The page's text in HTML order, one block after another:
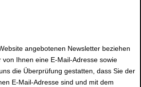
angebotenen Newsletter beziehen
von Ihnen eine E-Mail-Adresse sowie
die Überprüfung gestatten, dass Sie der
E-Mail-Adresse sind und mit dem